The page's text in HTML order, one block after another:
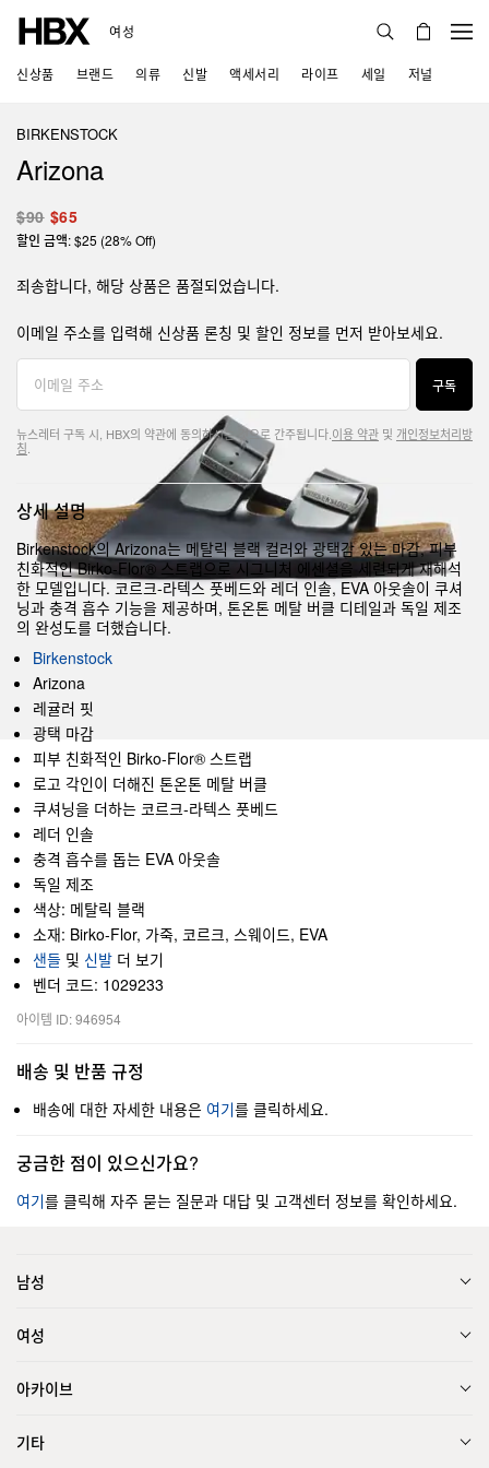
여성
신상품 브랜드 의류 신발 액세서리 라이프 세일 저널
BIRKENSTOCK
Arizona
$90 $65
할인 금액: $25 (28% Off)
죄송합니다, 해당 상품은 품절되었습니다.
이메일 주소를 입력해 신상품 론칭 및 할인 정보를 먼저 받아보세요.
구독
뉴스레터 구독 시, HBX의 약관에 동의하시는 것으로 간주됩니다. 이용 약관 및 개인정보처리방
침
상세 설명
Birkenstock의 Arizona는 메탈릭 블랙 컬러와 광택감 있는 마감, 피부
친화적인 Birko-Flor® 스트랩으로 시그니처 에센셜을 세련되게 재해석
한 모델입니다. 코르크-라텍스 풋베드와 레더 인솔, EVA 아웃솔이 쿠셔
닝과 충격 흡수 기능을 제공하며, 톤온톤 메탈 버클 디테일과 독일 제조
의 완성도를 더했습니다.
Birkenstock
Arizona
레귤러 핏
광택 마감
피부 친화적인 Birko-Flor® 스트랩
로고 각인이 더해진 톤온톤 메탈 버클
쿠셔닝을 더하는 코르크-라텍스 풋베드
레더 인솔
충격 흡수를 돕는 EVA 아웃솔
독일 제조
색상: 메탈릭 블랙
소재: Birko-Flor, 가죽, 코르크, 스웨이드, EVA
샌들 및 신발 더 보기
벤더 코드: 1029233
아이템 ID: 946954
배송 및 반품 규정
배송에 대한 자세한 내용은 여기를 클릭하세요.
궁금한 점이 있으신가요?
여기를 클릭해 자주 묻는 질문과 대답 및 고객센터 정보를 확인하세요.
남성
여성
아카이브
기타